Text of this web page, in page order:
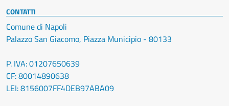
CONTATTI
Comune di Napoli
Palazzo San Giacomo, Piazza Municipio - 80133
P. IVA: 01207650639
CF: 80014890638
LEI: 8156007FF4DEB97ABA09